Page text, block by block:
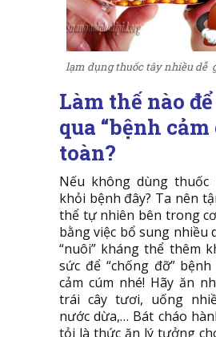
lạm dụng thuốc tây nhiều dễ
Làm thế nào
qua “bệnh cảm
toàn?
Nếu không dùng
khỏi bệnh đây? Ta nên
thể tự nhiên bên trong
bằng việc bổ sung nhiều
“nuôi” kháng thể thêm
sức để “chống đỡ”
cảm cúm nhé! Hãy ăn
trái cây tươi, uống
nước dừa,… Bát cháo
tỏi là thức ăn lý tưởng